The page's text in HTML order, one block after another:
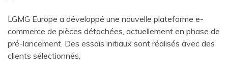
LGMG Europe a développé une nouvelle plateforme e-
commerce de pièces détachées, actuellement en phase de
pré-lancement. Des essais initiaux sont réalisés avec des
clients sélectionnés,